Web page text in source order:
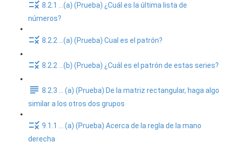
8.2.1 ...(a) (Prueba) ¿Cuál es la última lista de
números?
8.2.2 ...(a) (Prueba) Cual es el patrón?
8.2.2 ...(b) (Prueba) ¿Cuál es el patrón de estas series?
8.2.3 ... (a) (Prueba) De la matriz rectangular, haga algo
similar a los otros dos grupos
9.1.1 ... (a) (Prueba) Acerca de la regla de la mano
derecha